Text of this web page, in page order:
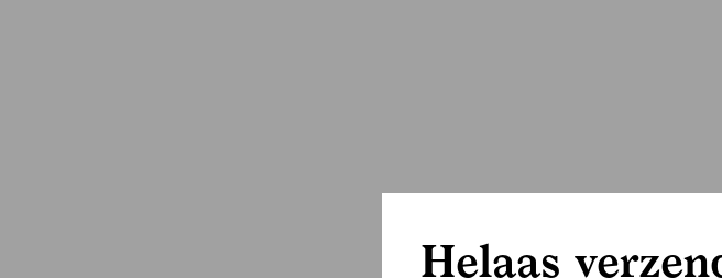
Helaas